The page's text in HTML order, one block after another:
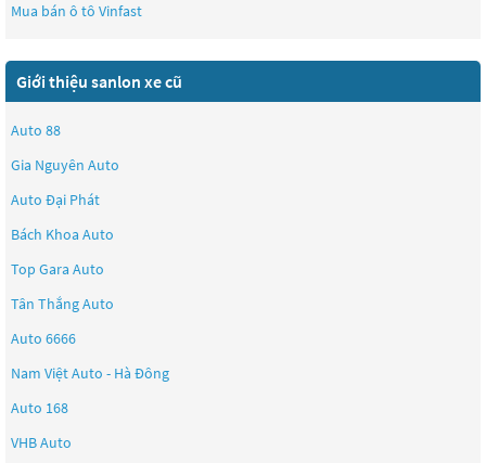
Mua bán ô tô Vinfast
Giới thiệu sanlon xe cũ
Auto 88
Gia Nguyên Auto
Auto Đại Phát
Bách Khoa Auto
Top Gara Auto
Tân Thắng Auto
Auto 6666
Nam Việt Auto - Hà Đông
Auto 168
VHB Auto